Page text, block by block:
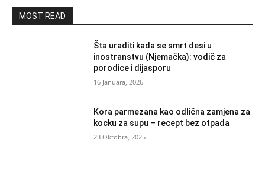
MOST READ
Šta uraditi kada se smrt desi u
inostranstvu (Njemačka): vodič za
porodice i dijasporu
16 Januara, 2026
Kora parmezana kao odlična zamjena za
kocku za supu – recept bez otpada
23 Oktobra, 2025